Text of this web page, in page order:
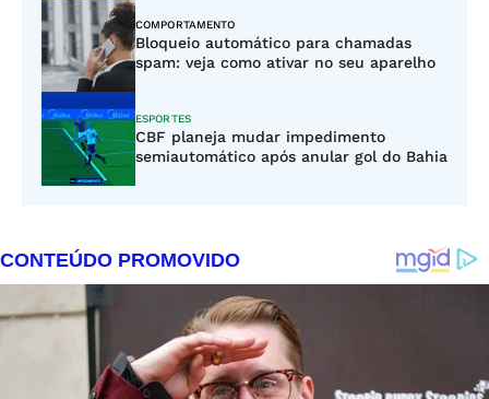
COMPORTAMENTO
Bloqueio automático para chamadas
spam: veja como ativar no seu aparelho
ESPORTES
CBF planeja mudar impedimento
semiautomático após anular gol do Bahia